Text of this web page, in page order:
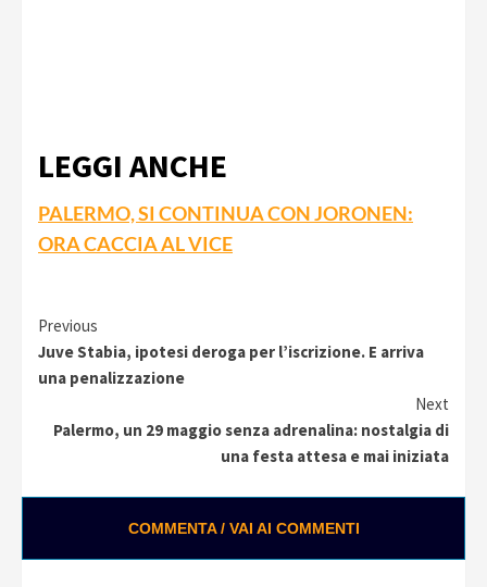
LEGGI ANCHE
PALERMO, SI CONTINUA CON JORONEN:
ORA CACCIA AL VICE
Continue
Reading
Previous
Juve Stabia, ipotesi deroga per l’iscrizione. E arriva
una penalizzazione
Next
Palermo, un 29 maggio senza adrenalina: nostalgia di
una festa attesa e mai iniziata
COMMENTA / VAI AI COMMENTI